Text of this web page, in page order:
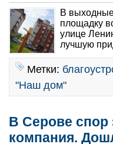
В
площадку
улице
лучшую
Метки:
"Наш дом"
В Серове
компания.